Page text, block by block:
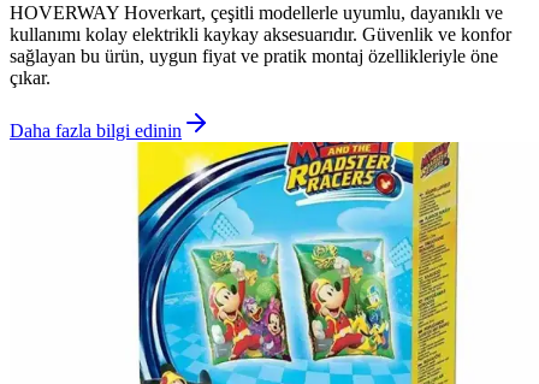
HOVERWAY Hoverkart, çeşitli modellerle uyumlu, dayanıklı ve
kullanımı kolay elektrikli kaykay aksesuarıdır. Güvenlik ve konfor
sağlayan bu ürün, uygun fiyat ve pratik montaj özellikleriyle öne
çıkar.
Daha fazla bilgi edinin